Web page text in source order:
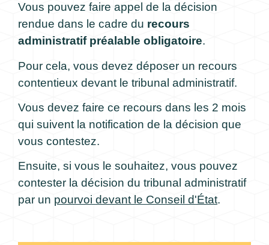
Vous pouvez faire appel de la décision
rendue dans le cadre du recours
administratif préalable obligatoire.
Pour cela, vous devez déposer un recours
contentieux devant le tribunal administratif.
Vous devez faire ce recours dans les 2 mois
qui suivent la notification de la décision que
vous contestez.
Ensuite, si vous le souhaitez, vous pouvez
contester la décision du tribunal administratif
par un pourvoi devant le Conseil d'État.